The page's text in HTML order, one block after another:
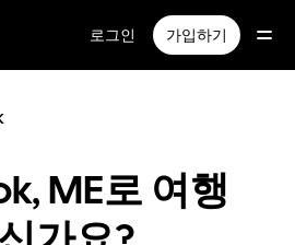
로그인 가입하기
ME로 여행